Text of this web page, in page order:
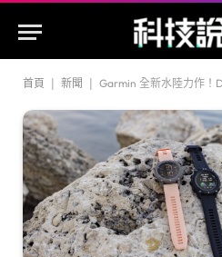
首頁 新聞 Garmin 全新水陸力作！